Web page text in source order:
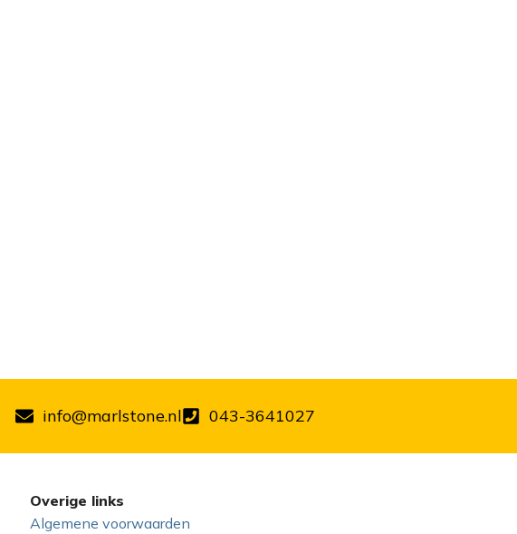
info@marlstone.nl 043-3641027
Overige links
Algemene voorwaarden